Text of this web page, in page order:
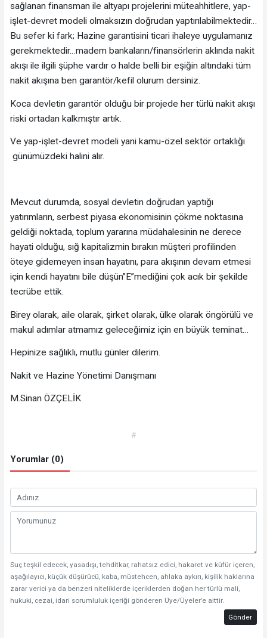
sağlanan finansman ile altyapı projelerini müteahhitlere, yap-
işlet-devret modeli olmaksızın doğrudan yaptırılabilmektedir…
Bu sefer ki fark; Hazine garantisini ticari ihaleye uygulamanız
gerekmektedir…madem bankaların/finansörlerin aklında nakit
akışı ile ilgili şüphe vardır o halde belli bir eşiğin altındaki tüm
nakit akışına ben garantör/kefil olurum dersiniz.
Koca devletin garantör olduğu bir projede her türlü nakit akışı
riski ortadan kalkmıştır artık.
Ve yap-işlet-devret modeli yani kamu-özel sektör ortaklığı
günümüzdeki halini alır.
Mevcut durumda, sosyal devletin doğrudan yaptığı
yatırımların, serbest piyasa ekonomisinin çökme noktasına
geldiği noktada, toplum yararına müdahalesinin ne derece
hayati olduğu, sığ kapitalizmin bırakın müşteri profilinden
öteye gidemeyen insan hayatını, para akışının devam etmesi
için kendi hayatını bile düşün”E”mediğini çok acık bir şekilde
tecrübe ettik.
Birey olarak, aile olarak, şirket olarak, ülke olarak öngörülü ve
makul adımlar atmamız geleceğimiz için en büyük teminat…
Hepinize sağlıklı, mutlu günler dilerim.
Nakit ve Hazine Yönetimi Danışmanı
M.Sinan ÖZÇELİK
#
Yorumlar (0)
Suç teşkil edecek, yasadışı, tehditkar, rahatsız edici, hakaret ve küfür içeren,
aşağılayıcı, küçük düşürücü, kaba, müstehcen, ahlaka aykırı, kişilik haklarına
zarar verici ya da benzeri niteliklerde içeriklerden doğan her türlü mali,
hukuki, cezai, idari sorumluluk içeriği gönderen Üye/Üyeler’e aittir.
Gönder